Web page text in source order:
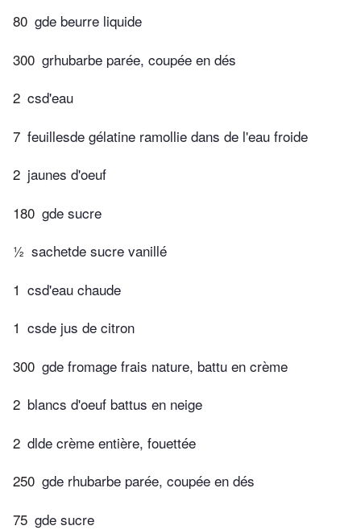
80 gde beurre liquide
300 grhubarbe parée, coupée en dés
2 csd'eau
7 feuillesde gélatine ramollie dans de l'eau froide
2 jaunes d'oeuf
180 gde sucre
½ sachetde sucre vanillé
1 csd'eau chaude
1 csde jus de citron
300 gde fromage frais nature, battu en crème
2 blancs d'oeuf battus en neige
2 dlde crème entière, fouettée
250 gde rhubarbe parée, coupée en dés
75 gde sucre